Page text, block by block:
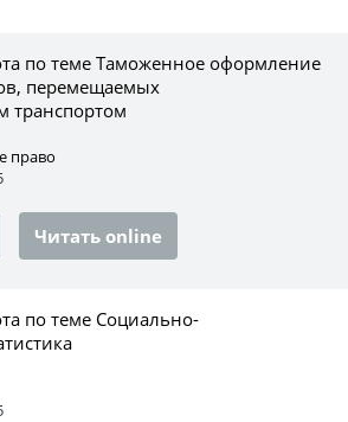
по теме Таможенное оформление
перемещаемых
транспортом
право
Читать online
по теме Социально-